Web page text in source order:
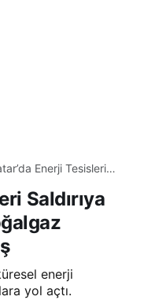
Enerji Tesisleri
Fiyatlarında Sert
Saldırıya
enerji
yol açtı.